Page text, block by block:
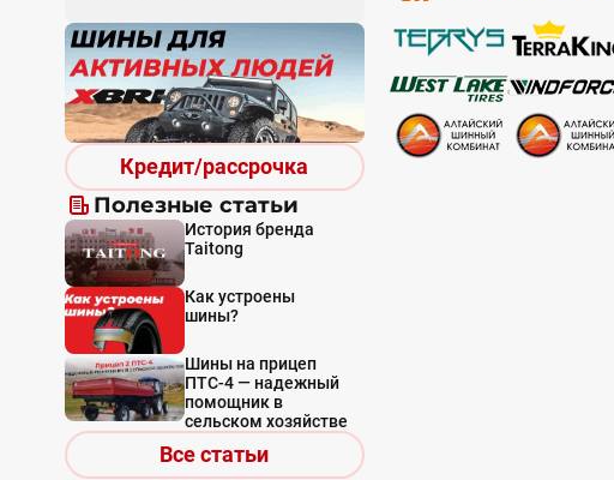
Кредит/рассрочка
Полезные статьи
История бренда
Taitong
Как устроены
шины?
Шины на прицеп
ПТС-4 — надежный
помощник в
сельском хозяйстве
Все статьи